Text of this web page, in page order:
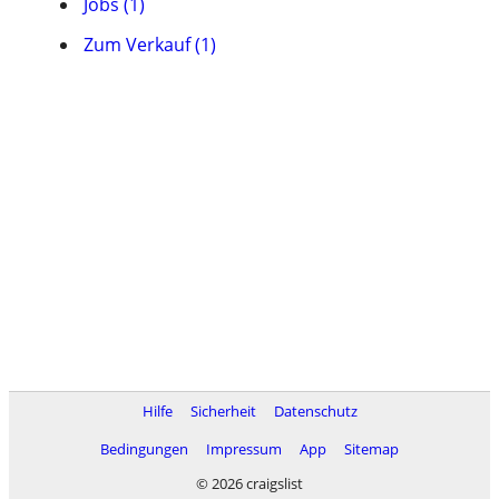
Zum Verkauf (1)
Hilfe Sicherheit
Datenschutz
Bedingungen
Impressum App
Sitemap
© 2026 craigslist